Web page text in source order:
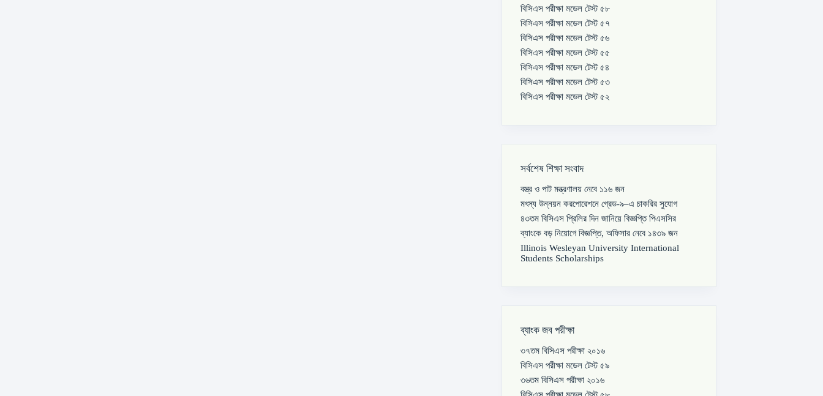
বিসিএস পরীক্ষা মডেল টেস্ট ৫৮
বিসিএস পরীক্ষা মডেল টেস্ট ৫৭
বিসিএস পরীক্ষা মডেল টেস্ট ৫৬
বিসিএস পরীক্ষা মডেল টেস্ট ৫৫
বিসিএস পরীক্ষা মডেল টেস্ট ৫৪
বিসিএস পরীক্ষা মডেল টেস্ট ৫৩
বিসিএস পরীক্ষা মডেল টেস্ট ৫২
সর্বশেষ শিক্ষা সংবাদ
বস্ত্র ও পাট মন্ত্রণালয় নেবে ১১৬ জন
মৎস্য উন্নয়ন করপোরেশনে গ্রেড-৯–এ চাকরির সুযোগ
৪৩তম বিসিএস প্রিলির দিন জানিয়ে বিজ্ঞপ্তি পিএসসির
ব্যাংকে বড় নিয়োগে বিজ্ঞপ্তি, অফিসার নেবে ১৪৩৯ জন
Illinois Wesleyan University International
Students Scholarships
ব্যাংক জব পরীক্ষা
৩৭তম বিসিএস পরীক্ষা ২০১৬
বিসিএস পরীক্ষা মডেল টেস্ট ৫৯
৩৬তম বিসিএস পরীক্ষা ২০১৬